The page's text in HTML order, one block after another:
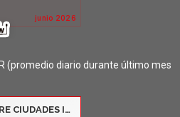
(promedio diario durante último mes